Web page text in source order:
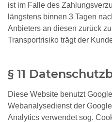
ist im Falle des
längstens binnen 3 Tagen
Anbieters an diesen zurück
Transportrisiko trägt der
§ 11
Diese Website benutzt
Webanalysedienst der
Analytics verwendet sog.